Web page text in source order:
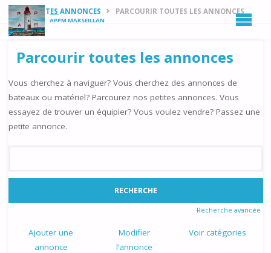
APPM MARSEILLAN
HOMEPETITES ANNONCES PARCOURIR TOUTES LES ANNONCES
Parcourir toutes les annonces
Vous cherchez à naviguer? Vous cherchez des annonces de
bateaux ou matériel? Parcourez nos petites annonces. Vous
essayez de trouver un équipier? Vous voulez vendre? Passez une
petite annonce.
Recherche avancée
Ajouter une
annonce
Modifier
l’annonce
Voir catégories